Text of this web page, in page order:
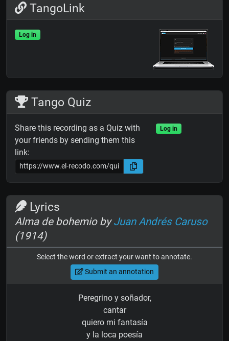
TangoLink
Log in
Tango Quiz
Share this recording as a Quiz with
your friends by sending them this
link:
Log in
Lyrics
Alma de bohemio byJuan Andrés Caruso
(1914)
Select the word or extract your want to annotate.
Submit an annotation
Peregrino y soñador,
cantar
quiero mi fantasía
y la loca poesía